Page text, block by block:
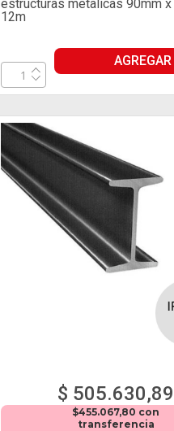
estructuras metalicas 90mm
12m
AGREGAR
$ 505.630,89
$455.067,80 con
transferencia